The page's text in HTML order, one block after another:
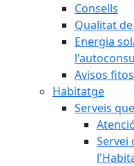
Consells
Qualitat
Energia
Avisos
Habitatge
Serveis
Servei